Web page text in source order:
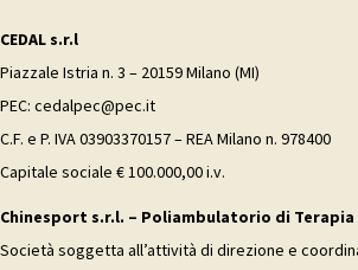
CEDAL s.r.l
Piazzale Istria n. 3 – 20159 Milano (MI)
PEC: cedalpec@pec.it
C.F. e P. IVA 03903370157 – REA Milano n. 978400
Capitale sociale € 100.000,00 i.v.
Chinesport s.r.l. – Poliambulatorio di
Società soggetta all’attività di direzione e